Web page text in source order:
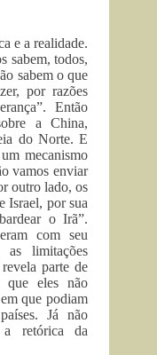
e a realidade.
sabem, todos,
sabem o que
por razões
Então
a China,
do Norte. E
mecanismo
vamos enviar
outro lado, os
Israel, por sua
o Irã”.
com seu
as limitações
parte de
que eles não
que podiam
Já não
a retórica da